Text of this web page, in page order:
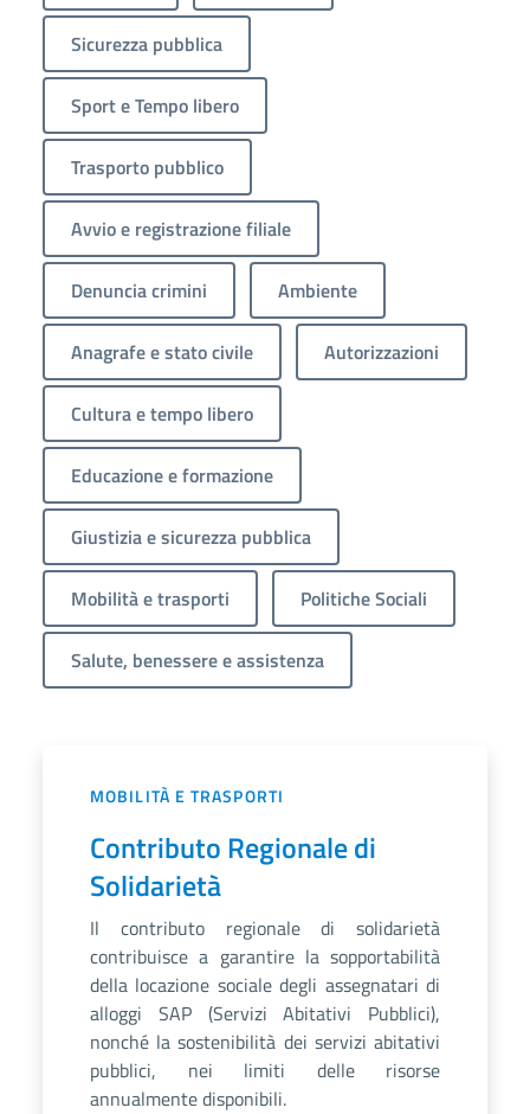
Sicurezza pubblica
Sport e Tempo libero
Trasporto pubblico
Avvio e registrazione filiale
Denuncia crimini Ambiente
Anagrafe e stato civile Autorizzazioni
Cultura e tempo libero
Educazione e formazione
Giustizia e sicurezza pubblica
Mobilità e trasporti Politiche Sociali
Salute, benessere e assistenza
MOBILITÀ E TRASPORTI
Contributo Regionale di
Solidarietà
Il contributo regionale di solidarietà
contribuisce a garantire la sopportabilità
della locazione sociale degli assegnatari di
alloggi SAP (Servizi Abitativi Pubblici),
nonché la sostenibilità dei servizi abitativi
pubblici, nei limiti delle risorse
annualmente disponibili.